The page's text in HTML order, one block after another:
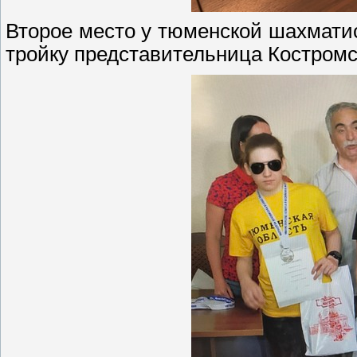
Второе место у тюменской
тройку представительница